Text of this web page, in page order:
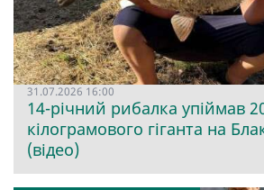
31.07.2026 16:00
14-річний рибалка упіймав
кілограмового гіганта на
(відео)